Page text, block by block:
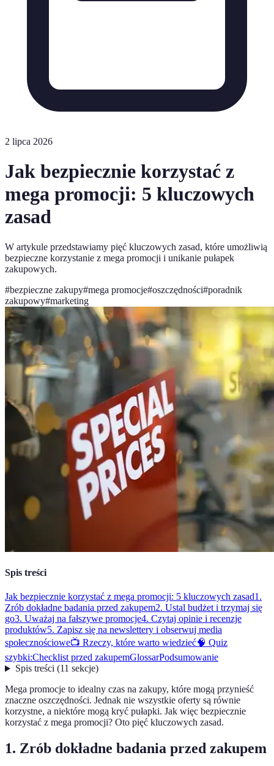
2 lipca 2026
Jak bezpiecznie korzystać z
mega promocji: 5 kluczowych
zasad
W artykule przedstawiamy pięć kluczowych zasad, które umożliwią
bezpieczne korzystanie z mega promocji i unikanie pułapek
zakupowych.
#bezpieczne zakupy#mega promocje#oszczędności#poradnik
zakupowy#marketing
Spis treści
Jak bezpiecznie korzystać z mega promocji: 5 kluczowych zasad1.
Zrób dokładne badania przed zakupem2. Ustal budżet i trzymaj się
go3. Uważaj na fałszywe promocje4. Czytaj opinie i recenzje
produktów5. Zapisz się na newslettery i obserwuj media
społecznościowe📺 Rzeczy, które warto wiedzieć🧠 Quiz
szybki:Checklist przed zakupemGlossarPodsumowanie
Spis treści(11 sekcje)
Mega promocje to idealny czas na zakupy, które mogą przynieść
znaczne oszczędności. Jednak nie wszystkie oferty są równie
korzystne, a niektóre mogą kryć pułapki. Jak więc bezpiecznie
korzystać z mega promocji? Oto pięć kluczowych zasad.
1. Zrób dokładne badania przed zakupem